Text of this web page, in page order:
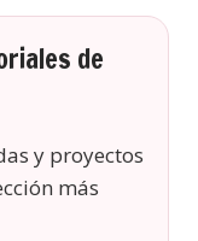
de
y proyectos
más